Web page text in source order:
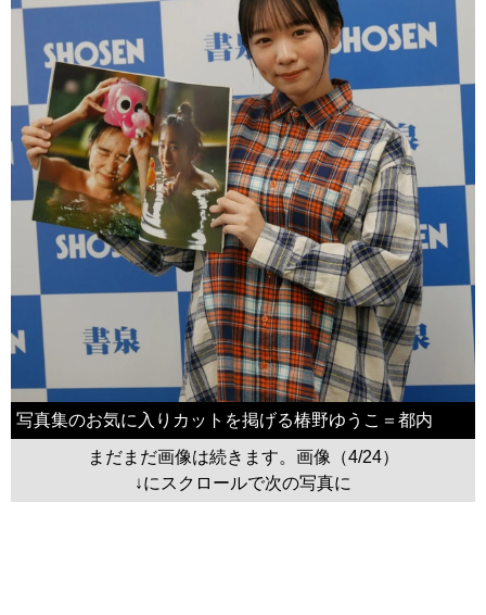
写真集のお気に入りカットを掲げる椿野ゆうこ＝都内
まだまだ画像は続きます。画像（4/24）
↓にスクロールで次の写真に